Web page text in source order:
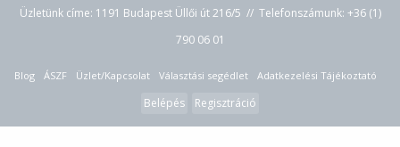
Üzletünk címe: 1191 Budapest Üllői út 216/5 // Telefonszámunk: +36 (1)
790 06 01
Blog ÁSZF Üzlet/Kapcsolat Választási segédlet Adatkezelési Tájékoztató
Belépés Regisztráció